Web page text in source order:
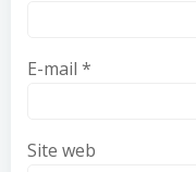
E-mail *
Site web